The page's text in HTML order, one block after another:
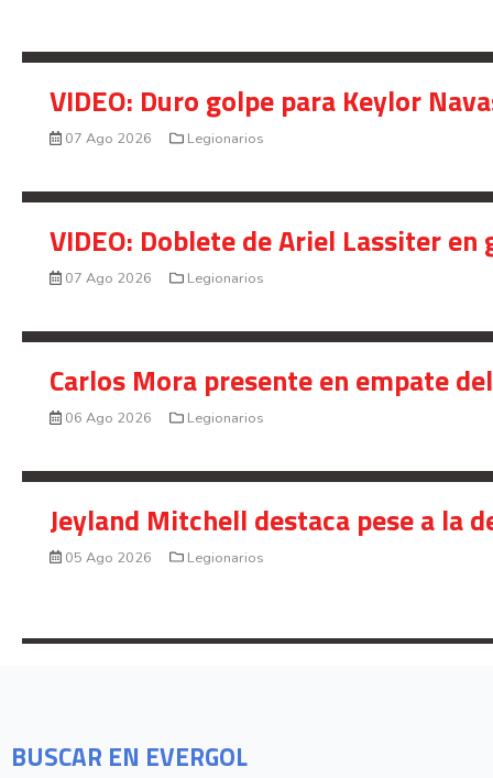
BUSCAR EN EVERGOL
VIDEO: Duro golpe para Keylor
07 Ago 2026 Legionarios
VIDEO: Doblete de Ariel Lassiter
07 Ago 2026 Legionarios
Carlos Mora presente en empate
06 Ago 2026 Legionarios
Jeyland Mitchell destaca pese a la
05 Ago 2026 Legionarios